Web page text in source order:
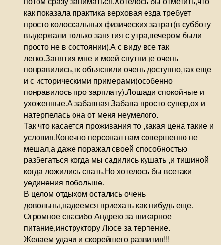
как показала практика верховая езда требует
просто колоссальных физических затрат(в субботу
выдержали только занятия с утра,вечером были
просто не в состоянии).А с виду все так
легко.Занятия мне и моей спутнице очень
понравились,тк объяснили очень доступно,так еще
и с историческими примерами(особенно
понравилось про зарплату).Лошади спокойные и
ухоженные.А забавная Забава просто супер,ох и
натерпелась она от меня неумелого.
Так что касается проживания то ,какая цена такие и
условия.Конечно персонал нам совершенно не
мешал,а даже поражал своей способностью
разбегаться когда мы садились кушать ,и тишиной
когда ложились спать.Но хотелось бы всетаки
уединения побольше.
В целом отдыхом остались очень
довольны,надеемся приехать как нибудь еще.
Огромное спасибо Андрею за шикарное
питание,инструктору Люсе за терпение.
Желаем удачи и скорейшего развития!!!